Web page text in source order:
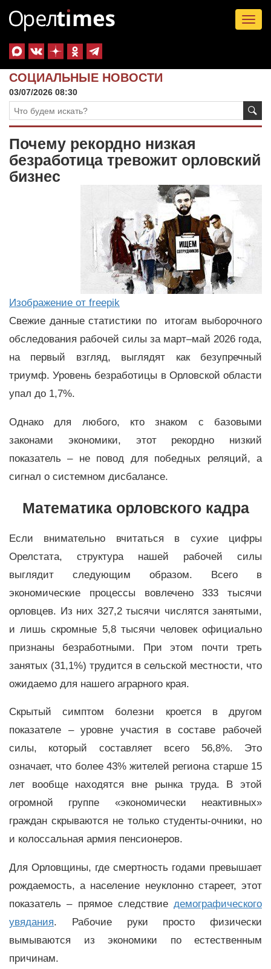
СОЦИАЛЬНЫЕ НОВОСТИ
03/07/2026 08:30
Почему рекордно низкая
безработица тревожит орловский
бизнес
Изображение от freepik
Свежие данные статистики по итогам выборочного
обследования рабочей силы за март–май 2026 года,
на первый взгляд, выглядят как безупречный
триумф. Уровень безработицы в Орловской области
упал до 1,7%.
Однако для любого, кто знаком с базовыми
законами экономики, этот рекордно низкий
показатель – не повод для победных реляций, а
сигнал о системном дисбалансе.
Математика орловского кадра
Если внимательно вчитаться в сухие цифры
Орелстата, структура нашей рабочей силы
выглядит следующим образом. Всего в
экономические процессы вовлечено 333 тысячи
орловцев. Из них 327,2 тысячи числятся занятыми,
и лишь скромные 5,8 тысячи человек официально
признаны безработными. При этом почти треть
занятых (31,1%) трудится в сельской местности, что
ожидаемо для нашего аграрного края.
Скрытый симптом болезни кроется в другом
показателе – уровне участия в составе рабочей
силы, который составляет всего 56,8%. Это
означает, что более 43% жителей региона старше 15
лет вообще находятся вне рынка труда. В этой
огромной группе «экономически неактивных»
граждан скрываются не только студенты-очники, но
и колоссальная армия пенсионеров.
Для Орловщины, где смертность годами превышает
рождаемость, а население неуклонно стареет, этот
показатель – прямое следствие демографического
увядания. Рабочие руки просто физически
вымываются из экономики по естественным
причинам.